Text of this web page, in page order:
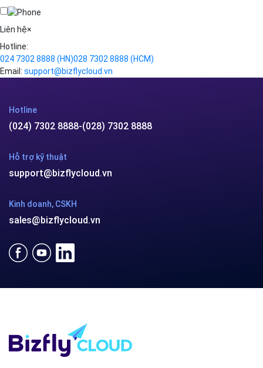
Videos
Liên hệ×
Hotline:
024 7302 8888 (HN)028 7302 8888 (HCM)
Email: support@bizflycloud.vn
Hotline
(024) 7302 8888-(028) 7302 8888
Hỗ trợ kỹ thuật
support@bizflycloud.vn
Kinh doanh, CSKH
sales@bizflycloud.vn